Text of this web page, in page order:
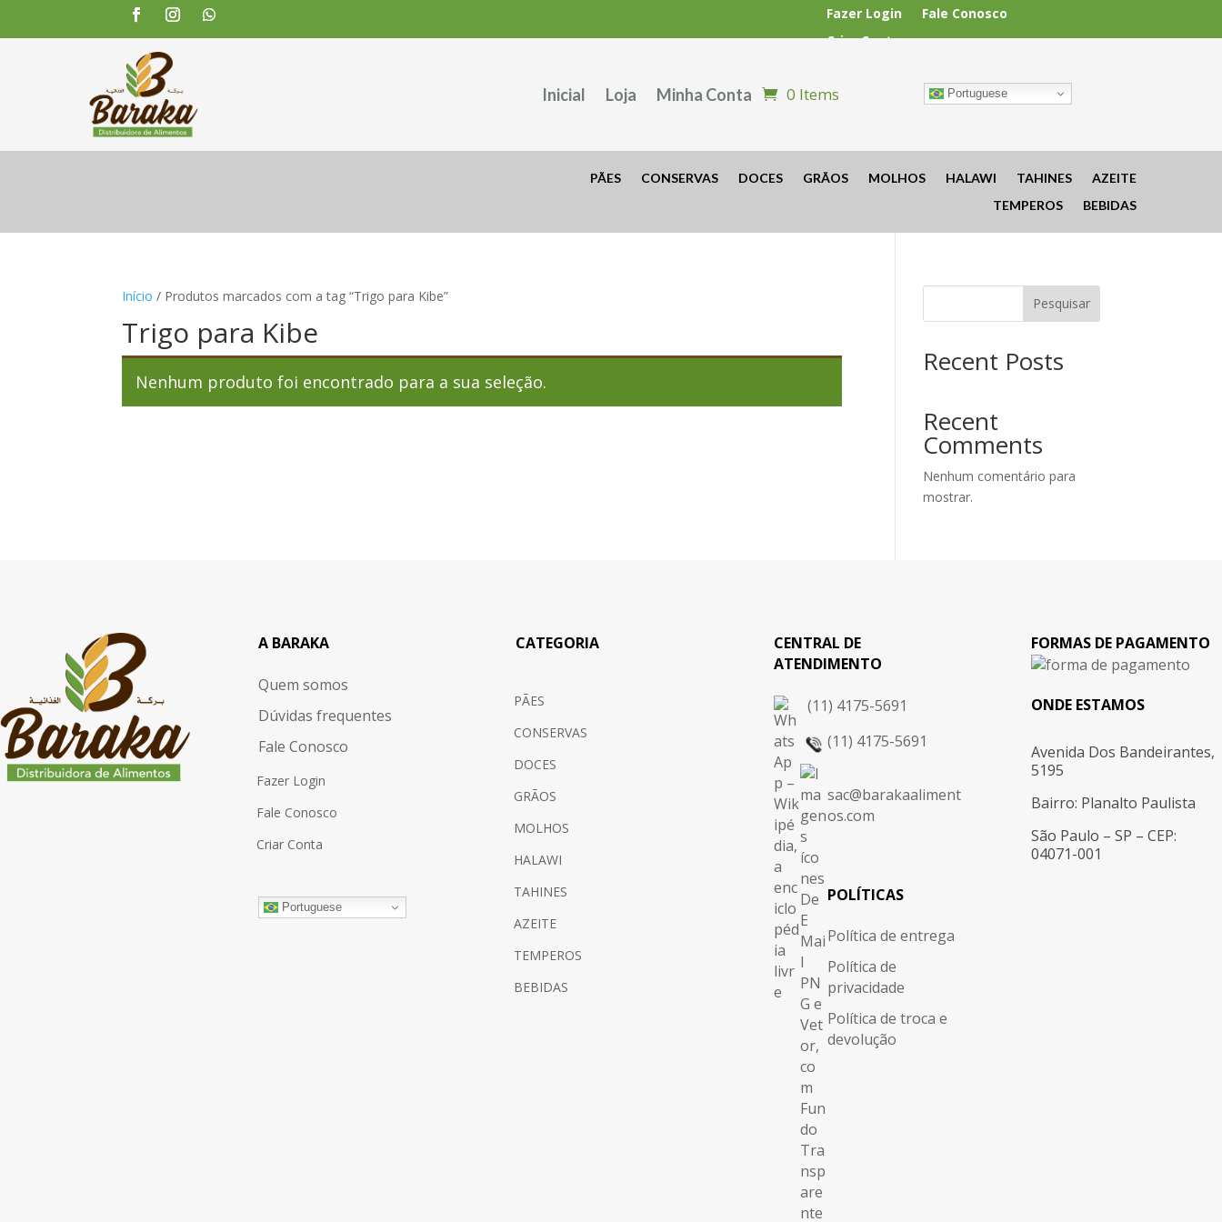
Fazer Login
Fale Conosco
Criar Conta
Inicial Loja Minha Conta 0 Items Portuguese
PÃES CONSERVAS DOCES GRÃOS MOLHOS HALAWI TAHINES
AZEITE
TEMPEROS
BEBIDAS
Início / Produtos marcados com a tag “Trigo para Kibe”
Trigo para Kibe
Nenhum produto foi encontrado para a sua seleção.
Pesquisar
Recent Posts
Recent
Comments
Nenhum comentário para
mostrar.
A BARAKA
Quem somos
Dúvidas frequentes
Fale Conosco
Fazer Login
Fale Conosco
Criar Conta
Portuguese
CATEGORIA
PÃES
CONSERVAS
DOCES
GRÃOS
MOLHOS
HALAWI
TAHINES
AZEITE
TEMPEROS
BEBIDAS
CENTRAL DE
ATENDIMENTO
(11) 4175-5691
(11) 4175-5691
sac@barakaaliment
os.com
POLÍTICAS
Política de entrega
Política de
privacidade
Política de troca e
devolução
FORMAS DE PAGAMENTO
ONDE ESTAMOS
Avenida Dos Bandeirantes,
5195
Bairro: Planalto Paulista
São Paulo – SP – CEP:
04071-001